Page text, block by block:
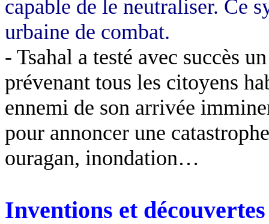
capable de le neutraliser. Ce
urbaine de combat.
- Tsahal a testé avec succès
prévenant tous les citoyens
ennemi de son arrivée
pour annoncer une
ouragan, inondation…
Inventions et découvertes